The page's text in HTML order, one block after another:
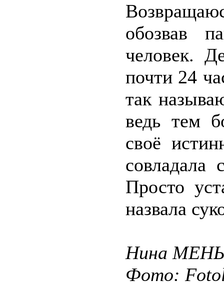
обозвав
человек.
почти 24
так
ведь тем
своё
совладала
Просто
назвала
Нина
Фото: